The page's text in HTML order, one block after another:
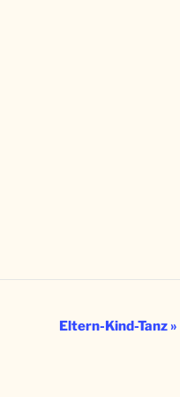
Eltern-Kind-Tanz »